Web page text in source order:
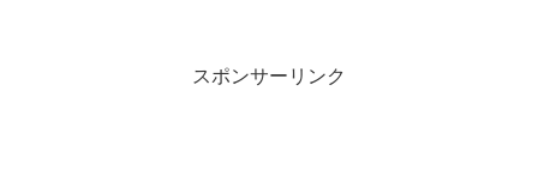
スポンサーリンク